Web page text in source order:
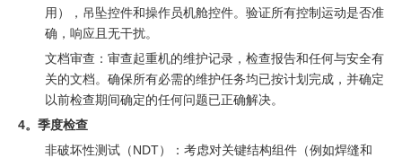
用），吊坠控件和操作员机舱控件。验证所有控制运动是否准
确，响应且无干扰。
文档审查：审查起重机的维护记录，检查报告和任何与安全有
关的文档。确保所有必需的维护任务均已按计划完成，并确定
以前检查期间确定的任何问题已正确解决。
4。季度检查
非破坏性测试（NDT）：考虑对关键结构组件（例如焊缝和